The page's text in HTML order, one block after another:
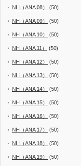
NH（ANA 08） (50)
NH（ANA 09） (50)
NH（ANA 10） (50)
NH（ANA 11） (50)
NH（ANA 12） (50)
NH（ANA 13） (50)
NH（ANA 14） (50)
NH（ANA 15） (50)
NH（ANA 16） (50)
NH（ANA 17） (50)
NH（ANA 18） (50)
NH（ANA 19） (50)